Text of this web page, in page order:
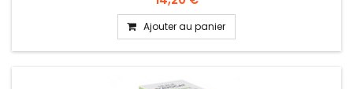
Ajouter au panier